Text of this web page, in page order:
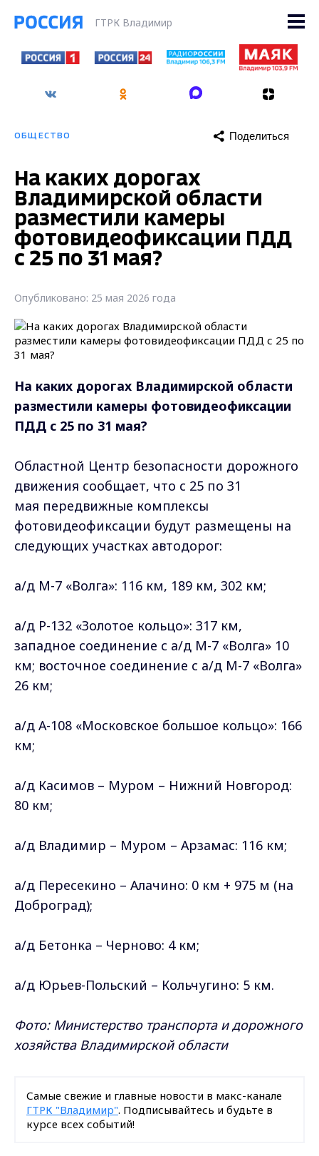
ГТРК Владимир
ОБЩЕСТВО Поделиться
На каких дорогах
Владимирской области
разместили камеры
фотовидеофиксации ПДД
с 25 по 31 мая?
Опубликовано: 25 мая 2026 года
На каких дорогах Владимирской области
разместили камеры фотовидеофиксации
ПДД с 25 по 31 мая?
Областной Центр безопасности дорожного
движения сообщает, что с 25 по 31
мая передвижные комплексы
фотовидеофиксации будут размещены на
следующих участках автодорог:
а/д М-7 «Волга»: 116 км, 189 км, 302 км;
а/д Р-132 «Золотое кольцо»: 317 км,
западное соединение с а/д М-7 «Волга» 10
км; восточное соединение с а/д М-7 «Волга»
26 км;
а/д А-108 «Московское большое кольцо»: 166
км;
а/д Касимов – Муром – Нижний Новгород:
80 км;
а/д Владимир – Муром – Арзамас: 116 км;
а/д Пересекино – Алачино: 0 км + 975 м (на
Доброград);
а/д Бетонка – Черново: 4 км;
а/д Юрьев-Польский – Кольчугино: 5 км.
Фото: Министерство транспорта и дорожного
хозяйства Владимирской области
Самые свежие и главные новости в макс-канале
ГТРК "Владимир". Подписывайтесь и будьте в
курсе всех событий!